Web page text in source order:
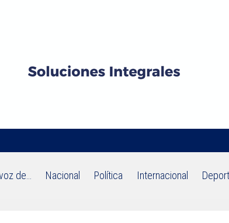
de… Nacional Política Internacional